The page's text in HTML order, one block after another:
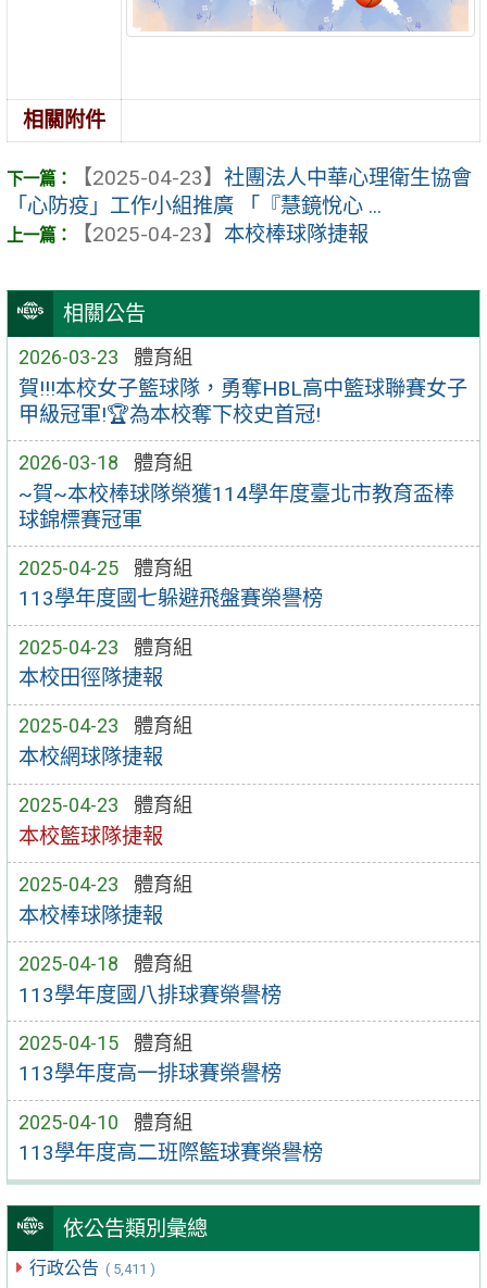
相關公告
2026-03-23 體育組
賀!!!本校女子籃球隊，勇奪HBL高中籃球聯賽女子
甲級冠軍!🏆為本校奪下校史首冠!
2026-03-18 體育組
~賀~本校棒球隊榮獲114學年度臺北市教育盃棒
球錦標賽冠軍
2025-04-25 體育組
113學年度國七躲避飛盤賽榮譽榜
2025-04-23 體育組
本校田徑隊捷報
2025-04-23 體育組
本校網球隊捷報
2025-04-23 體育組
本校籃球隊捷報
2025-04-23 體育組
本校棒球隊捷報
2025-04-18 體育組
113學年度國八排球賽榮譽榜
2025-04-15 體育組
113學年度高一排球賽榮譽榜
2025-04-10 體育組
113學年度高二班際籃球賽榮譽榜
依公告類別彙總
行政公告 ( 5,411 )
相關附件
【2025-04-23】 社團法人中華心理衛生協會
「心防疫」工作小組推廣 「『慧鏡悅心 ...
【2025-04-23】 本校棒球隊捷報